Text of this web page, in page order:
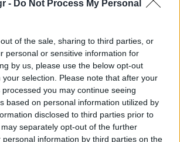
- Do Not Process My Personal
of the sale, sharing to third parties, or
personal or sensitive information for
by us, please use the below opt-out
selection. Please note that after your
you may continue seeing
based on personal information utilized by
disclosed to third parties prior to
separately opt-out of the further
personal information by third parties on the
και το όπλο, τύπου ούζι,
με ιδία μέσα σε ιδιωτική
να διατρέχει κίνδυνο η ζωή